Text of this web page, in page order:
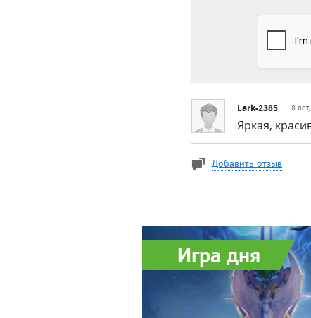
Lark-2385 8
Яркая,
Добавить отзыв
Игра дня